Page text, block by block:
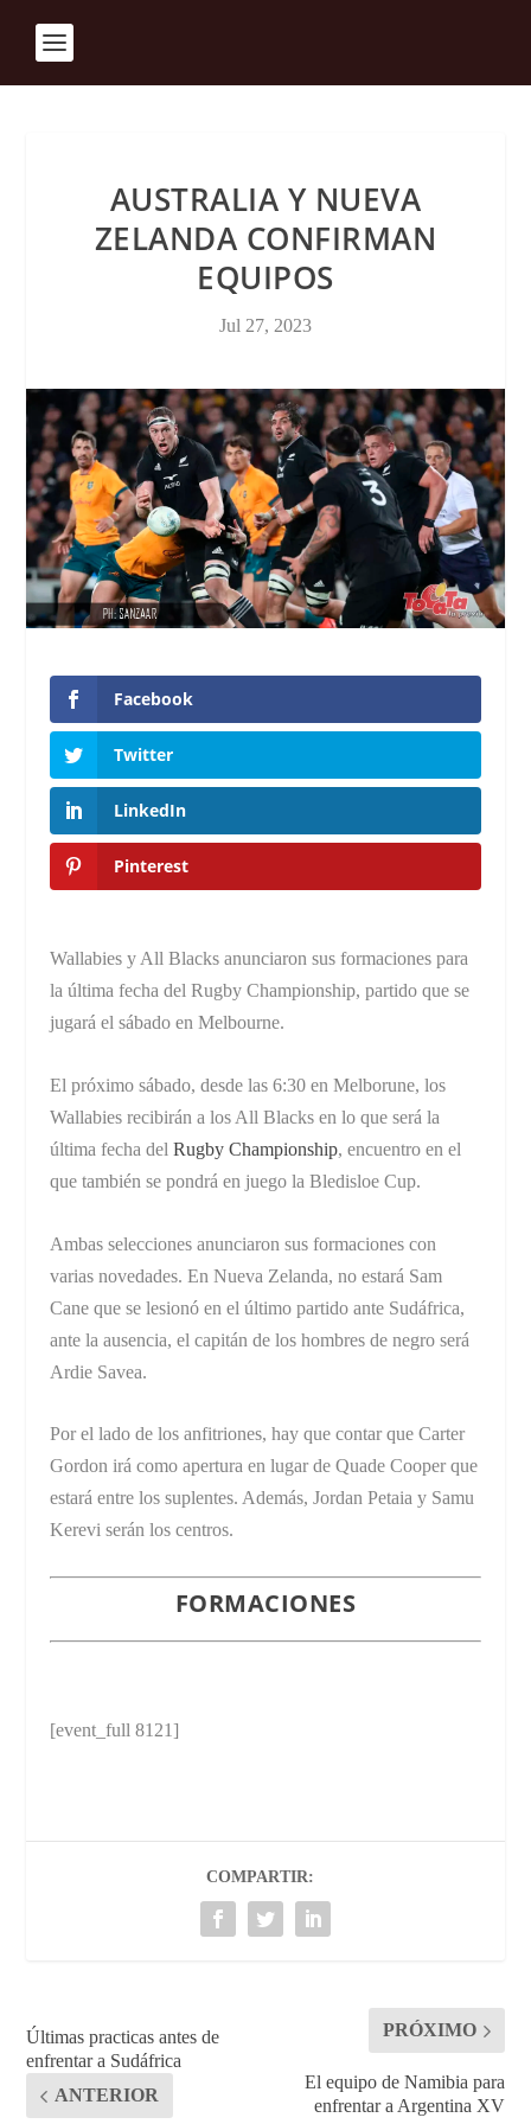
AUSTRALIA Y NUEVA
ZELANDA CONFIRMAN
EQUIPOS
Jul 27, 2023
Facebook
Twitter
LinkedIn
Pinterest
Wallabies y All Blacks anunciaron sus formaciones para
la última fecha del Rugby Championship, partido que se
jugará el sábado en Melbourne.
El próximo sábado, desde las 6:30 en Melborune, los
Wallabies recibirán a los All Blacks en lo que será la
última fecha delRugby Championship, encuentro en el
que también se pondrá en juego la Bledisloe Cup.
Ambas selecciones anunciaron sus formaciones con
varias novedades. En Nueva Zelanda, no estará Sam
Cane que se lesionó en el último partido ante Sudáfrica,
ante la ausencia, el capitán de los hombres de negro será
Ardie Savea.
Por el lado de los anfitriones, hay que contar que Carter
Gordon irá como apertura en lugar de Quade Cooper que
estará entre los suplentes. Además, Jordan Petaia y Samu
Kerevi serán los centros.
FORMACIONES
[event_full 8121]
COMPARTIR:
Últimas practicas antes de
enfrentar a Sudáfrica
ANTERIOR
PRÓXIMO
El equipo de Namibia para
enfrentar a Argentina XV